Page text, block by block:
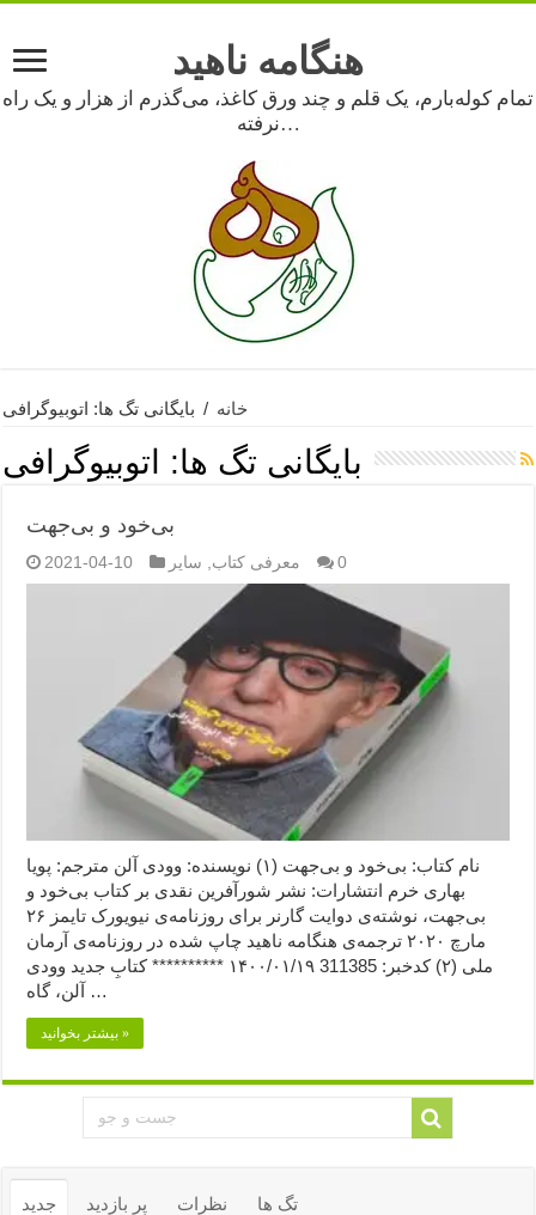
هنگامه ناهید
تمام کوله‌بارم، یک قلم و چند ورق کاغذ، می‌گذرم از هزار و یک راه
نرفته…
خانه / بایگانی تگ ها: اتوبیوگرافی
بایگانی تگ ها: اتوبیوگرافی
بی‌خود و بی‌جهت
2021-04-10 معرفی کتاب سایر 0
نام کتاب: بی‌خود و بی‌جهت (۱) نویسنده: وودی آلن مترجم: پویا
بهاری خرم انتشارات: نشر شورآفرین نقدی بر کتاب بی‌خود و
بی‌جهت، نوشته‌ی دوایت گارنر برای روزنامه‌ی نیویورک تایمز ۲۶
مارچ ۲۰۲۰ ترجمه‌ی هنگامه ناهید چاپ شده در روزنامه‌ی آرمان
ملی (۲) کدخبر: 311385 ۱۴۰۰/۰۱/۱۹ ********** کتابِ جدید وودی
آلن، گاه …
بیشتر بخوانید »
جدید پر بازدید نظرات تگ ها